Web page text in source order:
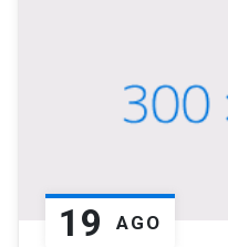
19 AGO